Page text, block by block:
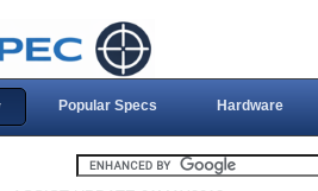
Popular Specs Hardware